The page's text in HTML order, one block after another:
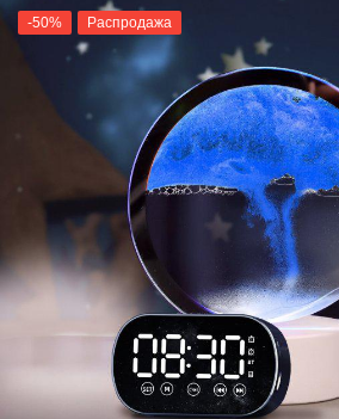
-50% Распродажа